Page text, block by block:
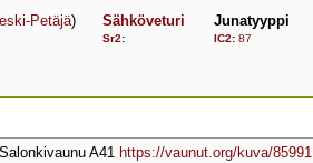
Petäjä)
Sähköveturi
Sr2:
Junatyyppi
IC2: 87
Salonkivaunu A41 https://vaunut.org/kuva/85991